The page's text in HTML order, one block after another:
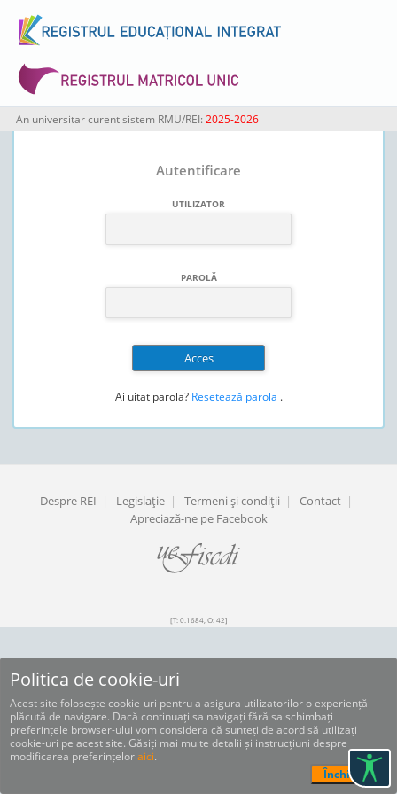
An universitar curent sistem RMU/REI: 2025-2026
Autentificare
UTILIZATOR
PAROLĂ
Ai uitat parola? Resetează parola .
Despre REI | Legislaţie | Termeni şi condiţii | Contact |
Apreciază-ne pe Facebook
[T: 0.1684, O: 42]
Politica de cookie-uri
Acest site folosește cookie-uri pentru a asigura utilizatorilor o experiență
plăcută de navigare. Dacă continuați sa navigați fără sa schimbați
preferințele browser-ului vom considera că sunteți de acord să utilizați
cookie-uri pe acest site. Găsiți mai multe detalii și instrucțiuni despre
modificarea preferințeloraici.